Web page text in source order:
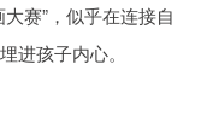
赛”，似乎在连接自
进孩子内心。